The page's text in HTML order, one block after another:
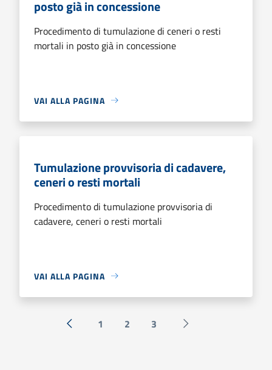
posto già in concessione
Procedimento di tumulazione di ceneri o resti
mortali in posto già in concessione
VAI ALLA PAGINA
Tumulazione provvisoria di cadavere,
ceneri o resti mortali
Procedimento di tumulazione provvisoria di
cadavere, ceneri o resti mortali
VAI ALLA PAGINA
« Precedente
1 2 3 Successiva »